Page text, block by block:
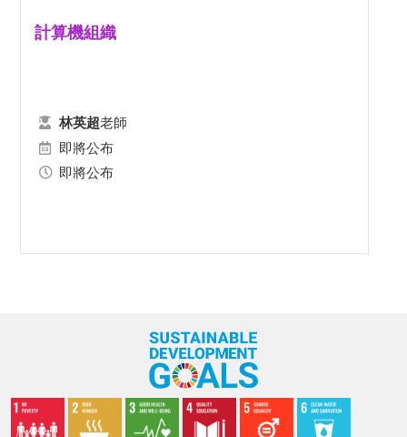
計算機組織
林英超老師
即將公布
即將公布